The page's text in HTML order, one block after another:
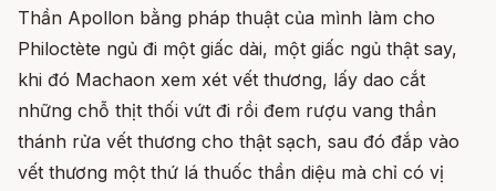
Thần Apollon bằng pháp thuật của mình làm cho
Philoctète ngủ đi một giấc dài, một giấc ngủ thật say,
khi đó Machaon xem xét vết thương, lấy dao cắt
những chỗ thịt thối vứt đi rồi đem rượu vang thần
thánh rửa vết thương cho thật sạch, sau đó đắp vào
vết thương một thứ lá thuốc thần diệu mà chỉ có vị